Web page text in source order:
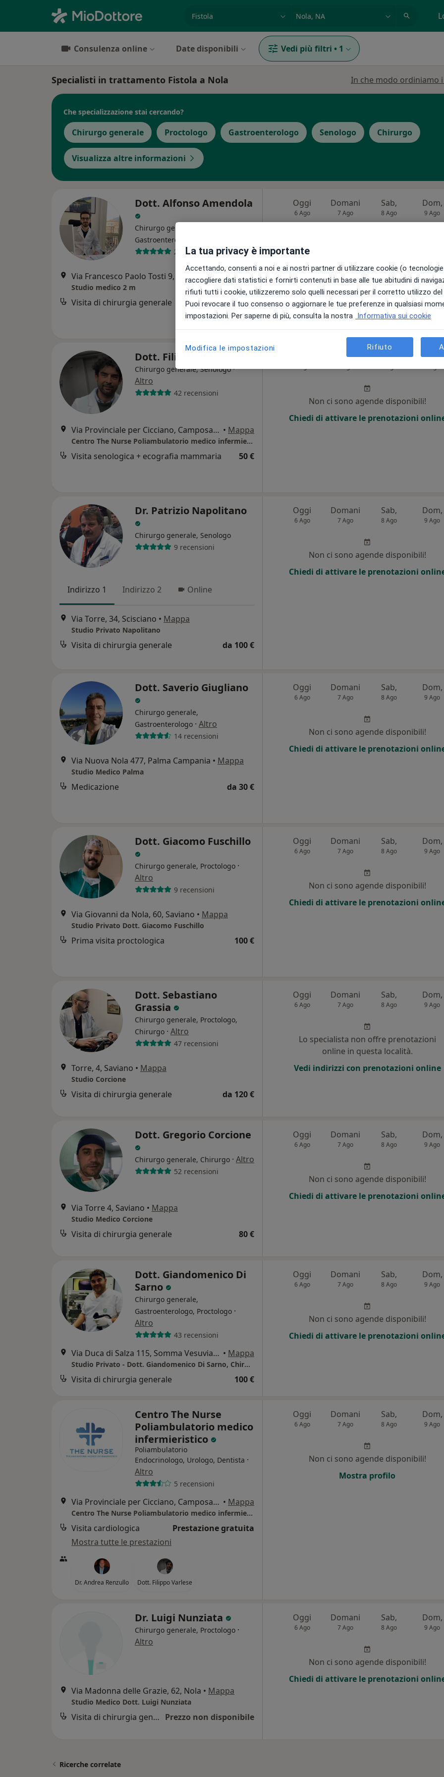
Consulenza online Date disponibili Vedi più filtri • 1
Specialisti in trattamento Fistola a Nola In che modo ordiniamo
Che specializzazione stai cercando?
Chirurgo generale Proctologo Gastroenterologo Senologo Chirurgo
Visualizza altre informazioni
Dott. Alfonso Amendola
Chirurgo generale, Proctologo,
Gastroenterologo
261 recensioni
Via Francesco Paolo Tosti 9, Marigliano, Marigliano •Mappa
Studio medico 2 m
Visita di chirurgia generale 100 €
Oggi
6 Ago
Domani
7 Ago
Sab,
8 Ago
Dom,
9 Ago
Non ci sono agende disponibili!
Chiedi di attivare le prenotazioni online
Dott. Filippo Varlese
Chirurgo generale, Senologo·
Altro
42 recensioni
Via Provinciale per Cicciano, Camposano • Mappa
Centro The Nurse Poliambulatorio medico infermieristico
Visita senologica + ecografia mammaria 50 €
Domani Sab, Dom,
Non ci sono agende disponibili!
Chiedi di attivare le prenotazioni
Dr. Patrizio Napolitano
Chirurgo generale, Senologo
9 recensioni
Indirizzo 1 Indirizzo 2 Online
Via Torre, 34, Scisciano • Mappa
Studio Privato Napolitano
Visita di chirurgia generale da 100 €
Oggi
6 Ago
Domani
7 Ago
Sab,
8 Ago
Dom,
9 Ago
Non ci sono agende disponibili!
Chiedi di attivare le prenotazioni
Dott. Saverio Giugliano
Chirurgo generale,
Gastroenterologo · Altro
14 recensioni
Via Nuova Nola 477, Palma Campania • Mappa
Studio Medico Palma
Medicazione da 30 €
Oggi
6 Ago
Domani
7 Ago
Sab,
8 Ago
Dom,
9 Ago
Non ci sono agende disponibili!
Chiedi di attivare le prenotazioni
Dott. Giacomo Fuschillo
Chirurgo generale, Proctologo ·
Altro
9 recensioni
Via Giovanni da Nola, 60, Saviano • Mappa
Studio Privato Dott. Giacomo Fuschillo
Prima visita proctologica 100 €
Oggi
6 Ago
Domani
7 Ago
Sab,
8 Ago
Dom,
9 Ago
Non ci sono agende disponibili!
Chiedi di attivare le prenotazioni
Dott. Sebastiano
Grassia
Chirurgo generale, Proctologo,
Chirurgo · Altro
47 recensioni
Torre, 4, Saviano • Mappa
Studio Corcione
Visita di chirurgia generale da 120 €
Oggi
6 Ago
Domani
7 Ago
Sab,
8 Ago
Dom,
9 Ago
Lo specialista non offre prenotazioni
online in questa località.
Vedi indirizzi con prenotazioni online
Dott. Gregorio Corcione
Chirurgo generale, Chirurgo · Altro
52 recensioni
Via Torre 4, Saviano • Mappa
Studio Medico Corcione
Visita di chirurgia generale 80 €
Oggi
6 Ago
Domani
7 Ago
Sab,
8 Ago
Dom,
9 Ago
Non ci sono agende disponibili!
Chiedi di attivare le prenotazioni
Dott. Giandomenico Di
Sarno
Chirurgo generale,
Gastroenterologo, Proctologo ·
Altro
43 recensioni
Via Duca di Salza 115, Somma Vesuviana • Mappa
Studio Privato - Dott. Giandomenico Di Sarno, Chirurgia Generale
Visita di chirurgia generale 100 €
Oggi
6 Ago
Domani
7 Ago
Sab,
8 Ago
Dom,
9 Ago
Non ci sono agende disponibili!
Chiedi di attivare le prenotazioni
Centro The Nurse
Poliambulatorio medico
infermieristico
Poliambulatorio
Endocrinologo, Urologo, Dentista ·
Altro
5 recensioni
Via Provinciale per Cicciano, Camposano • Mappa
Centro The Nurse Poliambulatorio medico infermieristico
Visita cardiologica
Prestazione gratuita
Mostra tutte le prestazioni
Dr. Andrea Renzullo Dott. Filippo Varlese
Oggi
6 Ago
Domani
7 Ago
Sab,
8 Ago
Dom,
9 Ago
Non ci sono agende disponibili!
Mostra profilo
Dr. Luigi Nunziata
Chirurgo generale, Proctologo ·
Altro
Via Madonna delle Grazie, 62, Nola • Mappa
Studio Medico Dott. Luigi Nunziata
Visita di chirurgia generale Prezzo non disponibile
Oggi
6 Ago
Domani
7 Ago
Sab,
8 Ago
Dom,
9 Ago
Non ci sono agende disponibili!
Chiedi di attivare le prenotazioni
Ricerche correlate
La tua privacy è importante
Accettando, consenti a noi e ai nostri partner di utilizzare cookie (o
raccogliere dati statistici e fornirti contenuti in base alle tue abitudini di
rifiuti tutti i cookie, utilizzeremo solo quelli necessari per il corretto utilizzo
Puoi revocare il tuo consenso o aggiornare le tue preferenze in qualsiasi
impostazioni. Per saperne di più, consulta la nostra Informativa sui cookie
Modifica le impostazioni Rifiuto